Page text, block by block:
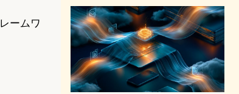
ームワ